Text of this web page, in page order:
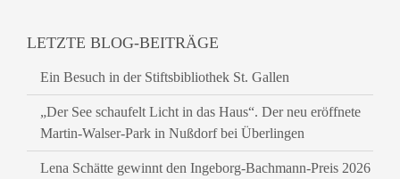
LETZTE BLOG-BEITRÄGE
Ein Besuch in der Stiftsbibliothek St. Gallen
„Der See schaufelt Licht in das Haus“. Der neu eröffnete
Martin-Walser-Park in Nußdorf bei Überlingen
Lena Schätte gewinnt den Ingeborg-Bachmann-Preis 2026